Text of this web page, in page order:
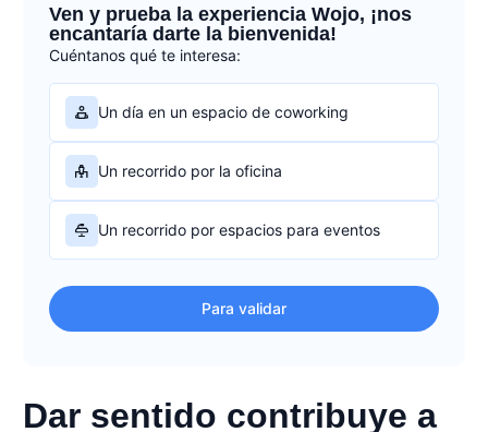
Ven y prueba la experiencia Wojo, ¡nos
encantaría darte la bienvenida!
Cuéntanos qué te interesa:
Un día en un espacio de coworking
Un recorrido por la oficina
Un recorrido por espacios para eventos
Para validar
Dar sentido contribuye a